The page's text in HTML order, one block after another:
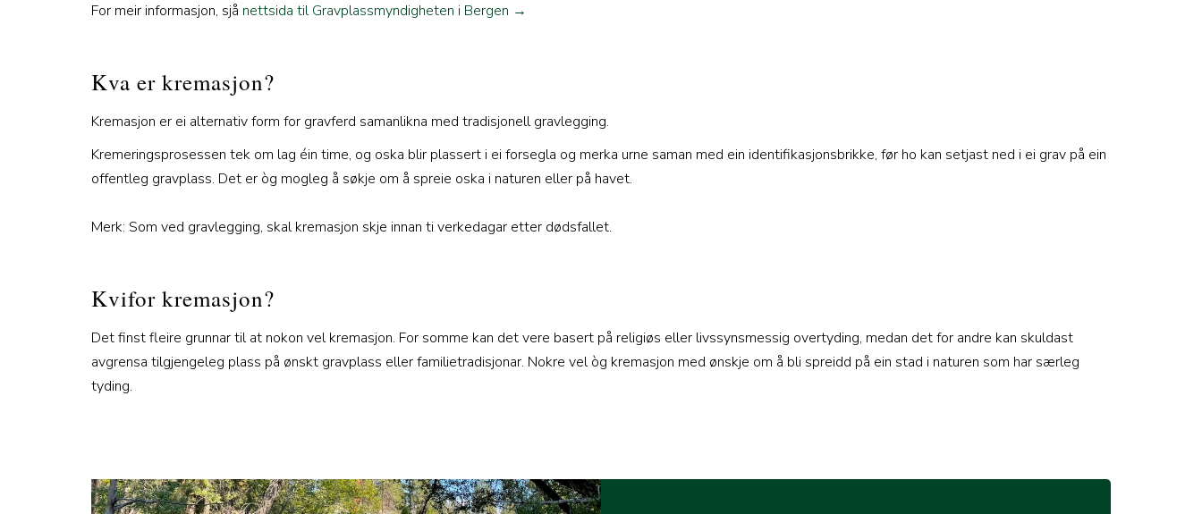
For meir informasjon, sjå nettsida til Gravplassmyndigheten i Bergen →
Kva er kremasjon?
Kremasjon er ei alternativ form for gravferd samanlikna med tradisjonell gravlegging.
Kremeringsprosessen tek om lag éin time, og oska blir plassert i ei forsegla og merka urne saman med ein identifikasjonsbrikke, før ho kan setjast ned i ei grav på ein
offentleg gravplass. Det er òg mogleg å søkje om å spreie oska i naturen eller på havet.
Merk: Som ved gravlegging, skal kremasjon skje innan ti verkedagar etter dødsfallet.
Kvifor kremasjon?
Det finst fleire grunnar til at nokon vel kremasjon. For somme kan det vere basert på religiøs eller livssynsmessig overtyding, medan det for andre kan skuldast
avgrensa tilgjengeleg plass på ønskt gravplass eller familietradisjonar. Nokre vel òg kremasjon med ønskje om å bli spreidd på ein stad i naturen som har særleg
tyding.